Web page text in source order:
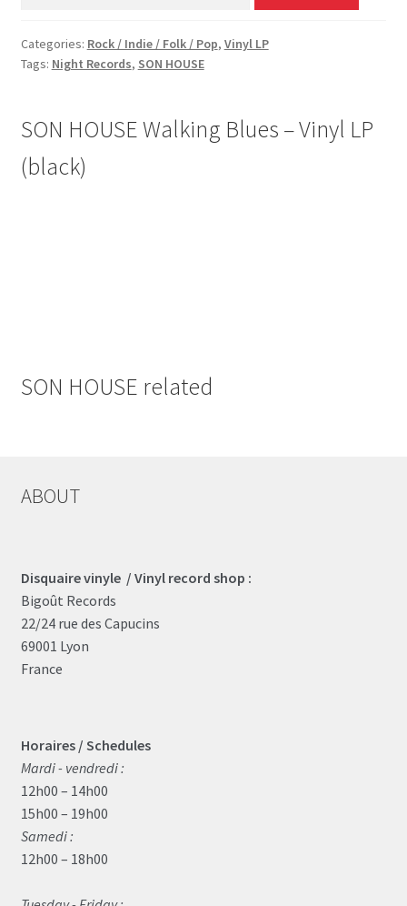
Categories: Rock / Indie / Folk / Pop, Vinyl LP
Tags: Night Records, SON HOUSE
SON HOUSE Walking Blues – Vinyl LP
(black)
SON HOUSE related
ABOUT
Disquaire vinyle / Vinyl record shop :
Bigoût Records
22/24 rue des Capucins
69001 Lyon
France
Horaires / Schedules
Mardi - vendredi :
12h00 – 14h00
15h00 – 19h00
Samedi :
12h00 – 18h00